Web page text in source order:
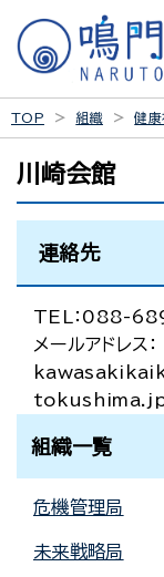
TOP 組織 健康
川崎会館
連絡先
TEL：088-
メールアドレス：
組織一覧
危機管理局
未来戦略局